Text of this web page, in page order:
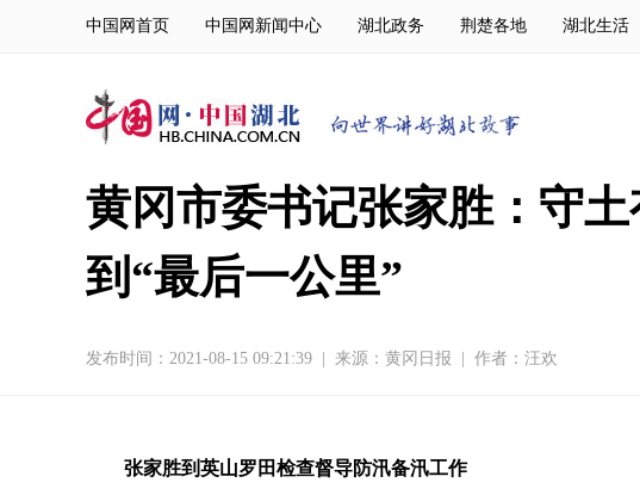
中国网首页 中国网新闻中心 湖北政务 荆楚各地 湖北生活
黄冈市委书记张家胜：守
到“最后一公里”
发布时间：2021-08-15 09:21:39 来源： 黄冈日报 作者：汪欢
张家胜到英山罗田检查督导防汛备汛工作